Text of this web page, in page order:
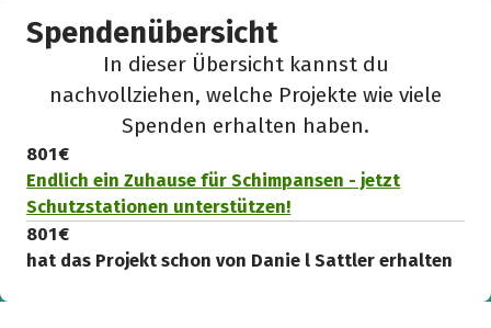
Spendenübersicht
In dieser Übersicht kannst du
nachvollziehen, welche Projekte wie viele
Spenden erhalten haben.
801 €
Endlich ein Zuhause für Schimpansen - jetzt
Schutzstationen unterstützen!
801 €
hat das Projekt schon von Danie l Sattler erhalten